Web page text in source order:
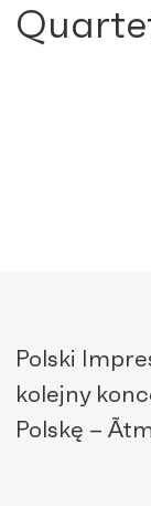
Polski
kolejny
Polskę –